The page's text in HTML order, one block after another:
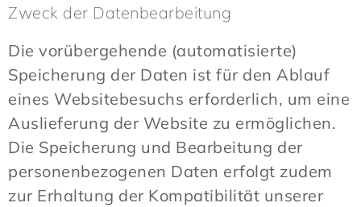
Zweck der Datenbearbeitung
Die vorübergehende (automatisierte)
Speicherung der Daten ist für den Ablauf
eines Websitebesuchs erforderlich, um eine
Auslieferung der Website zu ermöglichen.
Die Speicherung und Bearbeitung der
personenbezogenen Daten erfolgt zudem
zur Erhaltung der Kompatibilität unserer